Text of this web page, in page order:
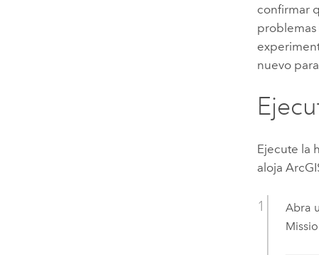
confirmar
problemas
nuevo
Ejecute la
aloja
Abra